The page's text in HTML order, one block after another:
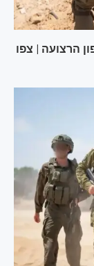
הרצועה | צפו